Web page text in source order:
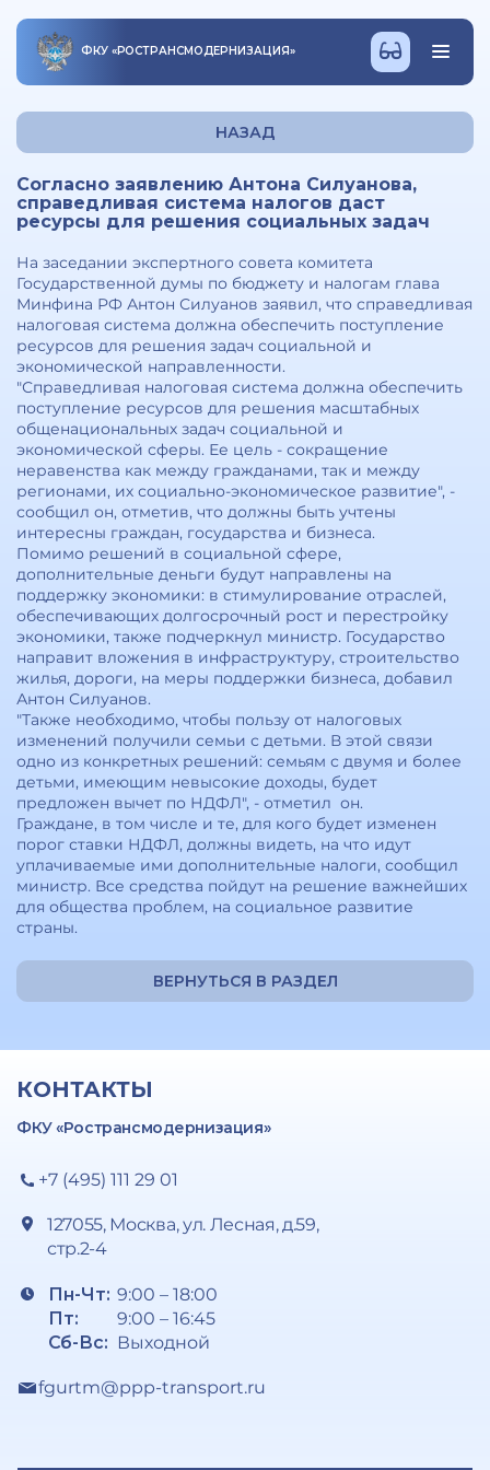
ФКУ «РОСТРАНСМОДЕРНИЗАЦИЯ»
НАЗАД
Согласно заявлению Антона Силуанова,
справедливая система налогов даст
ресурсы для решения социальных задач
На заседании экспертного совета комитета
Государственной думы по бюджету и налогам глава
Минфина РФ Антон Силуанов заявил, что справедливая
налоговая система должна обеспечить поступление
ресурсов для решения задач социальной и
экономической направленности.
"Справедливая налоговая система должна обеспечить
поступление ресурсов для решения масштабных
общенациональных задач социальной и
экономической сферы. Ее цель - сокращение
неравенства как между гражданами, так и между
регионами, их социально-экономическое развитие", -
сообщил он, отметив, что должны быть учтены
интересны граждан, государства и бизнеса.
Помимо решений в социальной сфере,
дополнительные деньги будут направлены на
поддержку экономики: в стимулирование отраслей,
обеспечивающих долгосрочный рост и перестройку
экономики, также подчеркнул министр. Государство
направит вложения в инфраструктуру, строительство
жилья, дороги, на меры поддержки бизнеса, добавил
Антон Силуанов.
"Также необходимо, чтобы пользу от налоговых
изменений получили семьи с детьми. В этой связи
одно из конкретных решений: семьям с двумя и более
детьми, имеющим невысокие доходы, будет
предложен вычет по НДФЛ", - отметил он.
Граждане, в том числе и те, для кого будет изменен
порог ставки НДФЛ, должны видеть, на что идут
уплачиваемые ими дополнительные налоги, сообщил
министр. Все средства пойдут на решение важнейших
для общества проблем, на социальное развитие
страны.
ВЕРНУТЬСЯ В РАЗДЕЛ
КОНТАКТЫ
ФКУ «Ространсмодернизация»
+7 (495) 111 29 01
127055, Москва, ул. Лесная, д.59,
стр.2-4
Пн-Чт:
Пт:
Сб-Вс:
9:00 – 18:00
9:00 – 16:45
Выходной
fgurtm@ppp-transport.ru